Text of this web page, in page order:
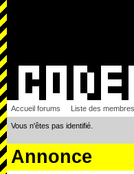
Accueil forums Liste des membres
Vous n'êtes pas identifié.
Annonce